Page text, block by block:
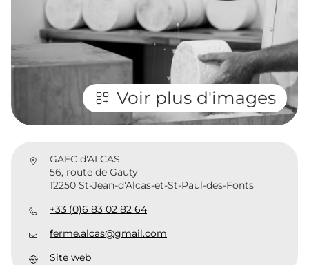
Voir plus d'images
GAEC d'ALCAS
56, route de Gauty
12250 St-Jean-d'Alcas-et-St-Paul-des-Fonts
+33 (0)6 83 02 82 64
ferme.alcas@gmail.com
Site web